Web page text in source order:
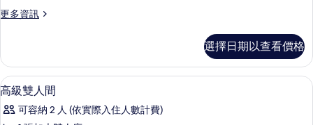
人
的
所
有
相
更多資訊
更
雙
人
房
詳
選擇日期以查看價格
顯
示
高
客房內保險箱、遮光布/窗簾、免費無
8
高級雙人間
可容納 2 人 (依實際入住人數計費)